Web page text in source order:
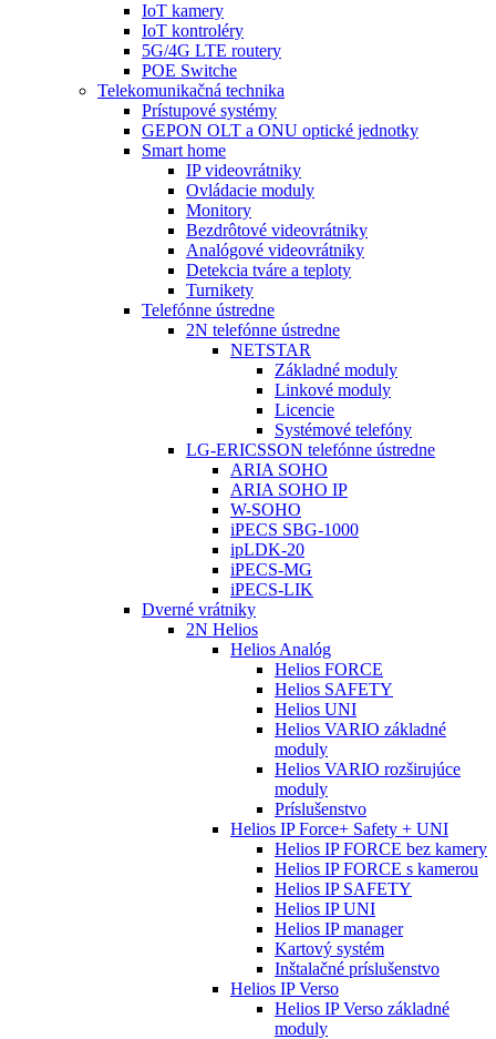
IoT kamery
IoT kontroléry
5G/4G LTE routery
POE Switche
Telekomunikačná technika
Prístupové systémy
GEPON OLT a ONU optické jednotky
Smart home
IP videovrátniky
Ovládacie moduly
Monitory
Bezdrôtové videovrátniky
Analógové videovrátniky
Detekcia tváre a teploty
Turnikety
Telefónne ústredne
2N telefónne ústredne
NETSTAR
Základné moduly
Linkové moduly
Licencie
Systémové telefóny
LG-ERICSSON telefónne ústredne
ARIA SOHO
ARIA SOHO IP
W-SOHO
iPECS SBG-1000
ipLDK-20
iPECS-MG
iPECS-LIK
Dverné vrátniky
2N Helios
Helios Analóg
Helios FORCE
Helios SAFETY
Helios UNI
Helios VARIO základné
moduly
Helios VARIO rozširujúce
moduly
Príslušenstvo
Helios IP Force+ Safety + UNI
Helios IP FORCE bez kamery
Helios IP FORCE s kamerou
Helios IP SAFETY
Helios IP UNI
Helios IP manager
Kartový systém
Inštalačné príslušenstvo
Helios IP Verso
Helios IP Verso základné
moduly